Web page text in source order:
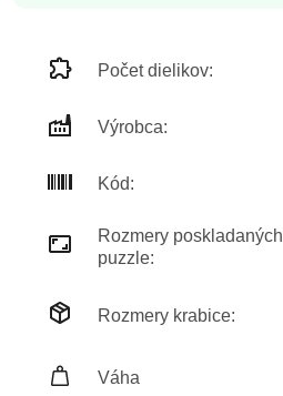
Počet dielikov:
Výrobca:
Kód:
Rozmery poskladaných
puzzle:
Rozmery krabice:
Váha